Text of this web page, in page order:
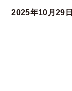
2025年10月29日